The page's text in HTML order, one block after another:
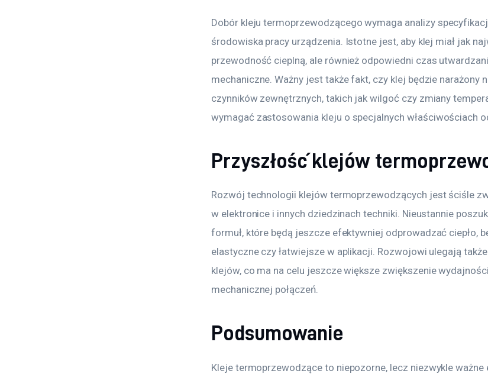
Dobór kleju termoprzewodzącego wymaga analizy
środowiska pracy urządzenia. Istotne jest, aby klej miał jak
przewodność cieplną, ale również odpowiedni czas
mechaniczne. Ważny jest także fakt, czy klej będzie narażony
czynników zewnętrznych, takich jak wilgoć czy zmiany
wymagać zastosowania kleju o specjalnych właściwościach
Przyszłość klejów
Rozwój technologii klejów termoprzewodzących jest ściśle
w elektronice i innych dziedzinach techniki. Nieustannie
formuł, które będą jeszcze efektywniej odprowadzać ciepło,
elastyczne czy łatwiejsze w aplikacji. Rozwojowi ulegają
klejów, co ma na celu jeszcze większe zwiększenie
mechanicznej połączeń.
Podsumowanie
Kleje termoprzewodzące to niepozorne, lecz niezwykle